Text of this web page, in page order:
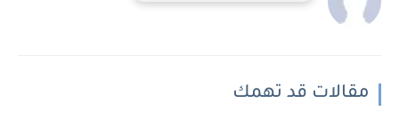
مقالات قد تهمك